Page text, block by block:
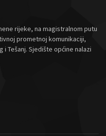
rijeke, na magistralnom putu
prometnoj komunikaciji,
i Tešanj. Sjedište općine nalazi